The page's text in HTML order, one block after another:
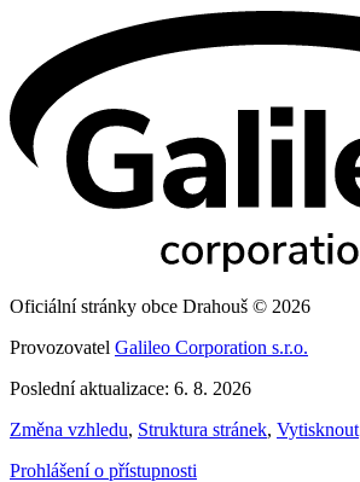
Oficiální stránky obce Drahouš © 2026
Provozovatel Galileo Corporation s.r.o.
Poslední aktualizace: 6. 8. 2026
Změna vzhledu, Struktura stránek, Vytisknout
Prohlášení o přístupnosti